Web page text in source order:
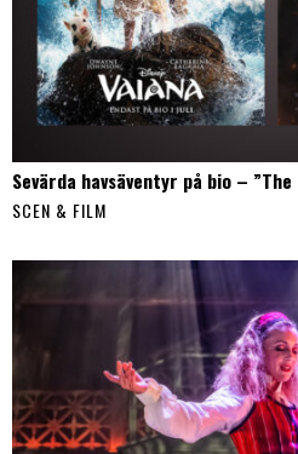
Sevärda havsäventyr på bio – ”The
SCEN & FILM